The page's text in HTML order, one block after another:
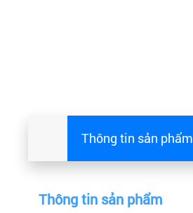
Thông tin sản phẩm
Thông tin sản phẩm